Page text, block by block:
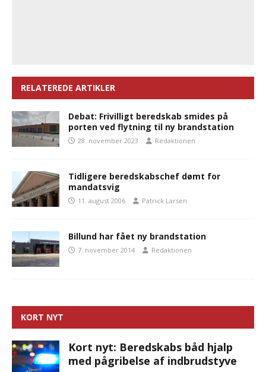
RELATEREDE ARTIKLER
Debat: Frivilligt beredskab smides på
porten ved flytning til ny brandstation
28. november 2023 Redaktionen
Tidligere beredskabschef dømt for
mandatsvig
11. august 2006 Patrick Larsen
Billund har fået ny brandstation
7. november 2014 Redaktionen
KORT NYT
Kort nyt: Beredskabs båd hjalp
med pågribelse af indbrudstyve